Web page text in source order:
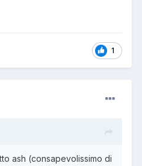
1
ash (consapevolissimo di